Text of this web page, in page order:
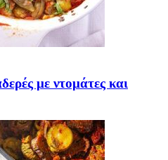
με ντομάτες και